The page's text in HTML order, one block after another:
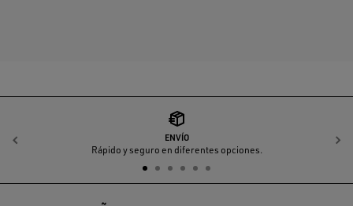
ENVÍO
Rápido y seguro en diferentes opciones.
Anterior